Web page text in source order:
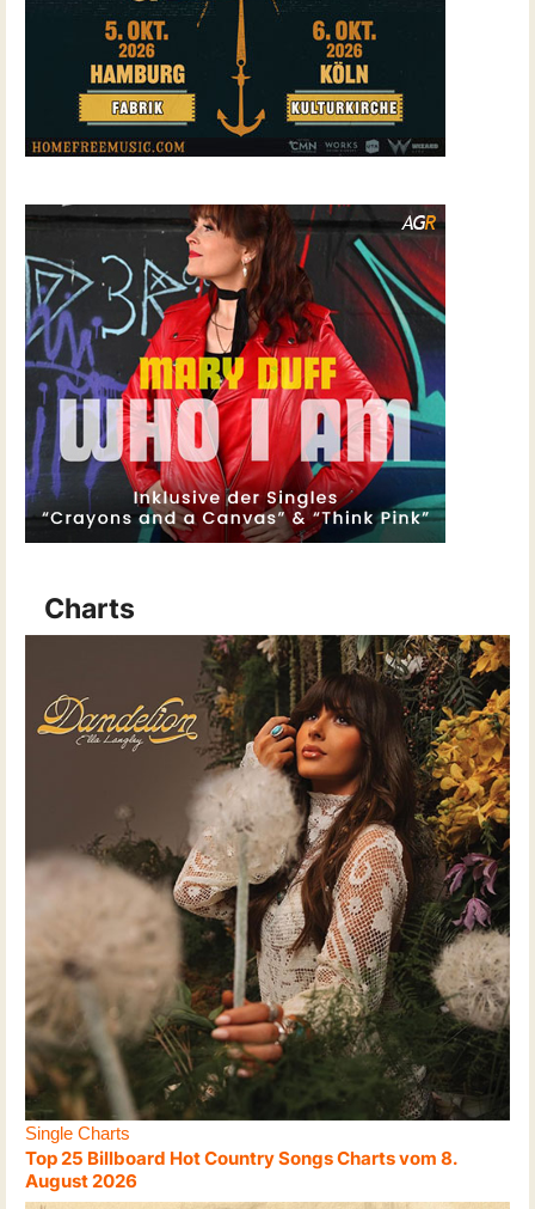
Charts
Single Charts
Top 25 Billboard Hot Country Songs Charts vom 8.
August 2026